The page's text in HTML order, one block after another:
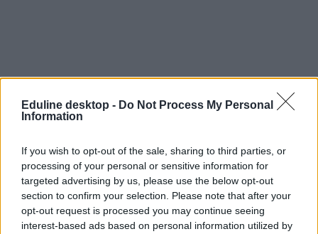
Eduline desktop - Do Not Process My Personal
Information
If you wish to opt-out of the sale, sharing to third parties, or
processing of your personal or sensitive information for
targeted advertising by us, please use the below opt-out
section to confirm your selection. Please note that after your
opt-out request is processed you may continue seeing
interest-based ads based on personal information utilized by